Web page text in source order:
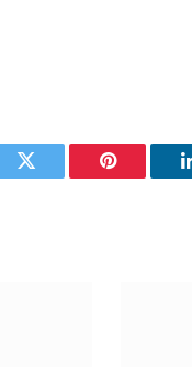
Twitter Pinterest